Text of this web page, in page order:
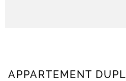
APPARTEMENT